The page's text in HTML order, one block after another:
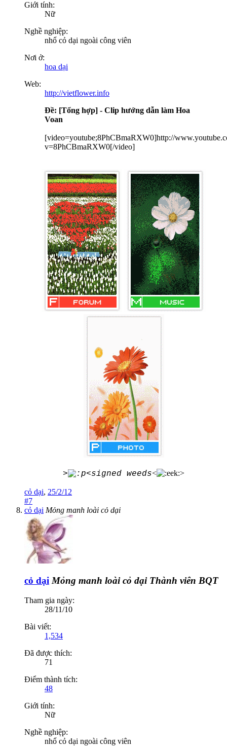
Giới tính:
Nữ
Nghề nghiệp:
nhổ cỏ dại ngoài công viên
Nơi ở:
hoa dại
Web:
http://vietflower.info
Ðề: [Tổng hợp] - Clip hướng dẫn làm Hoa
Voan
[video=youtube;8PhCBmaRXW0]http://
v=8PhCBmaRXW0[/video]
> <signed weeds< >
cỏ dại, 25/2/12
#7
cỏ dại Mỏng manh loài cỏ dại
cỏ dại Mỏng manh loài cỏ dại Thành viên BQT
Tham gia ngày:
28/11/10
Bài viết:
1,534
Đã được thích:
71
Điểm thành tích:
48
Giới tính:
Nữ
Nghề nghiệp:
nhổ cỏ dại ngoài công viên